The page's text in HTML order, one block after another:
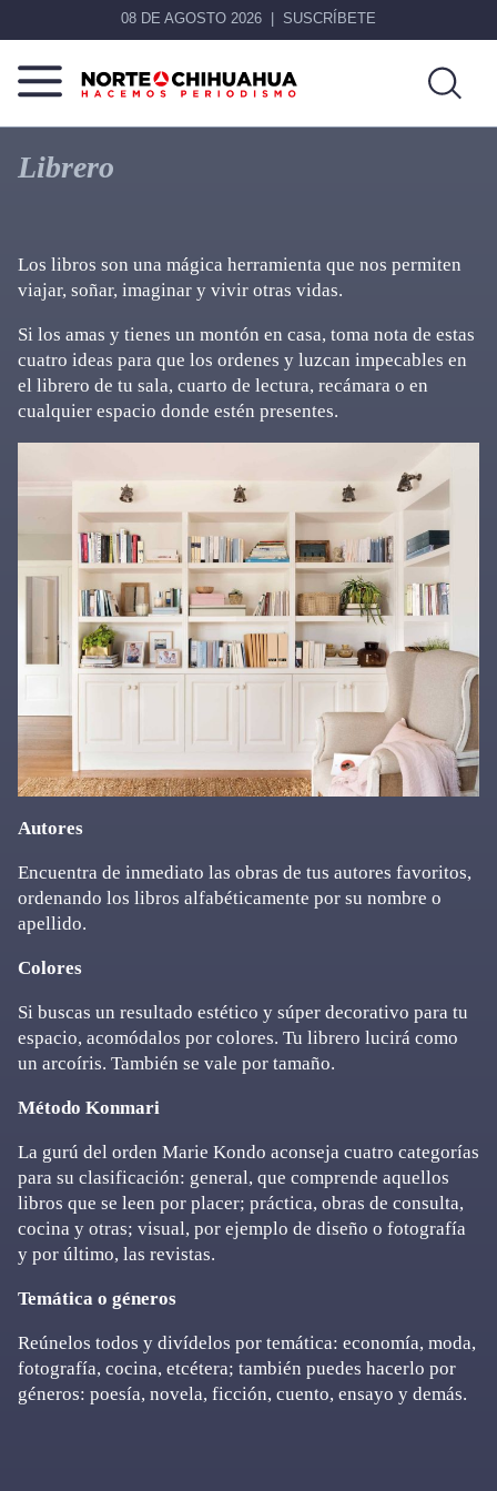
08 DE AGOSTO 2026 SUSCRÍBETE
Norte
Chihuahua
Más
que
noticias,
Librero
Los libros son una mágica herramienta que nos permiten
viajar, soñar, imaginar y vivir otras vidas.
Si los amas y tienes un montón en casa, toma nota de estas
cuatro ideas para que los ordenes y luzcan impecables en
el librero de tu sala, cuarto de lectura, recámara o en
cualquier espacio donde estén presentes.
Autores
Encuentra de inmediato las obras de tus autores favoritos,
ordenando los libros alfabéticamente por su nombre o
apellido.
Colores
Si buscas un resultado estético y súper decorativo para tu
espacio, acomódalos por colores. Tu librero lucirá como
un arcoíris. También se vale por tamaño.
Método Konmari
La gurú del orden Marie Kondo aconseja cuatro categorías
para su clasificación: general, que comprende aquellos
libros que se leen por placer; práctica, obras de consulta,
cocina y otras; visual, por ejemplo de diseño o fotografía
y por último, las revistas.
Temática o géneros
Reúnelos todos y divídelos por temática: economía, moda,
fotografía, cocina, etcétera; también puedes hacerlo por
géneros: poesía, novela, ficción, cuento, ensayo y demás.